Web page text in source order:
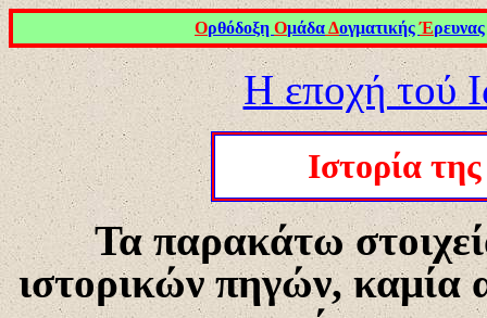
Ορθόδοξη ΟμάδαΔογματικήςΈρευνας
Η εποχή τού
Ιστορία
Τα παρακάτω
ιστορικών πηγών, καμία